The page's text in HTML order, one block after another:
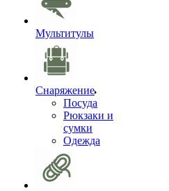
Мультитулы
Снаряжение
Посуда
Рюкзаки и
сумки
Одежда